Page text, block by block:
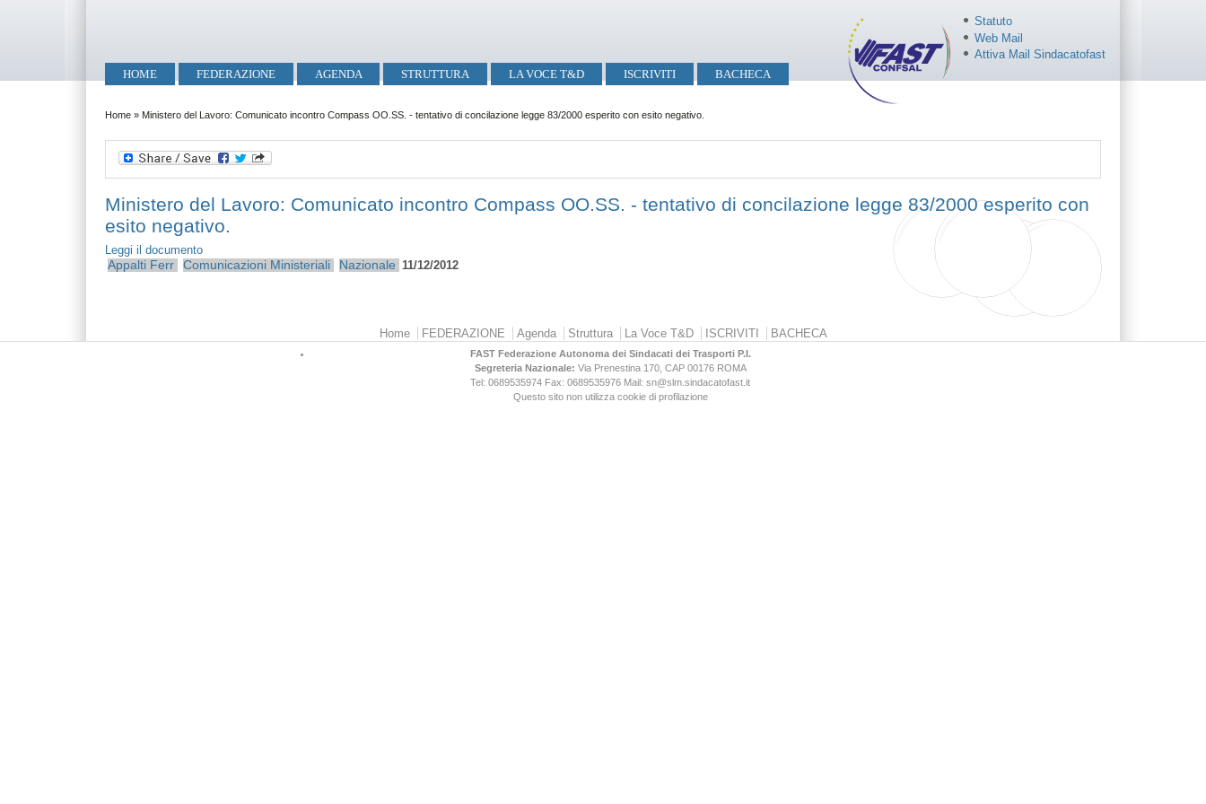
Statuto
Web Mail
Attiva Mail Sindacatofast
Menu principale
HOME FEDERAZIONE AGENDA STRUTTURA LA VOCE T&D ISCRIVITI
BACHECA
Tu sei qui
Home » Ministero del Lavoro: Comunicato incontro Compass OO.SS. - tentativo di concilazione legge 83/2000 esperito con esito negativo.
Ministero del Lavoro: Comunicato incontro Compass OO.SS. - tentativo di concilazione legge 83/2000 esperito con
esito negativo.
Leggi il documento
Appalti Ferr Comunicazioni Ministeriali Nazionale 11/12/2012
Home FEDERAZIONE Agenda Struttura La Voce T&D ISCRIVITI BACHECA
FAST Federazione Autonoma dei Sindacati dei Trasporti P.I.
Segreteria Nazionale: Via Prenestina 170, CAP 00176ROMA
Tel: 0689535974 Fax: 0689535976 Mail: sn@slm.sindacatofast.it
Questo sito non utilizza cookie di profilazione